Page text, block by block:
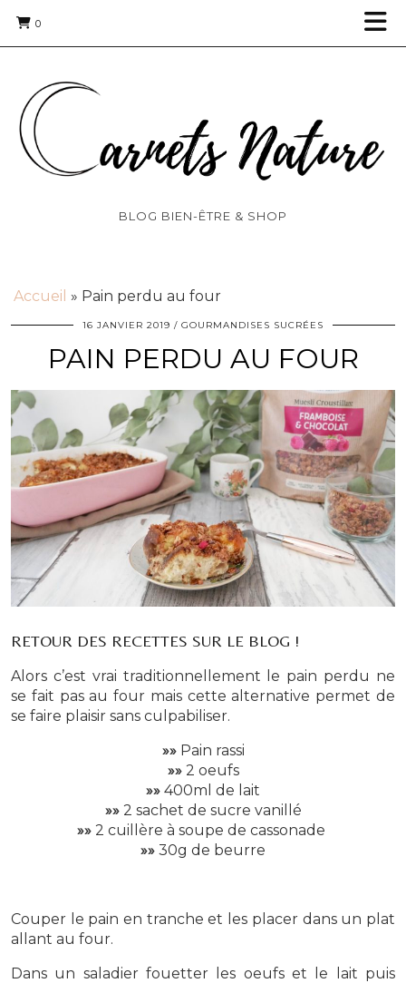
0
BLOG BIEN-ÊTRE & SHOP
Accueil » Pain perdu au four
16 JANVIER 2019 GOURMANDISES SUCRÉES
PAIN PERDU AU FOUR
RETOUR DES RECETTES SUR LE BLOG !
Alors c’est vrai traditionnellement le pain perdu ne
se fait pas au four mais cette alternative permet de
se faire plaisir sans culpabiliser.
»»Pain rassi
»»2 oeufs
»» 400ml de lait
»»2 sachet de sucre vanillé
»» 2 cuillère à soupe de cassonade
»» 30g de beurre
Couper le pain en tranche et les placer dans un plat
allant au four.
Dans un saladier fouetter les oeufs et le lait puis